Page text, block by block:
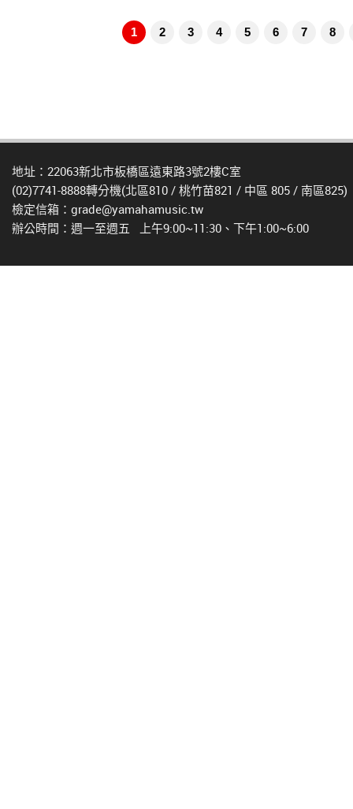
1 2 3 4 5 6 7 8
地址：22063新北市板橋區遠東路3號2樓C室
(02)7741-8888轉分機(北區810 / 桃竹苗821 / 中區 805 / 南區825)
檢定信箱：grade@yamahamusic.tw
辦公時間：週一至週五 上午9:00~11:30、下午1:00~6:00